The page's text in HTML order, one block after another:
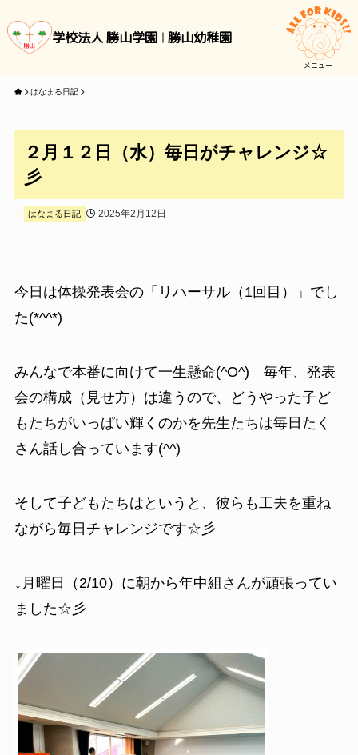
学校法人 勝山学園 勝山幼稚園
メニュー
はなまる日記
２月１２日（水）毎日がチャレンジ☆
彡
はなまる日記 2025年2月12日
今日は体操発表会の「リハーサル（1回目）」でし
た(*^^*)
みんなで本番に向けて一生懸命(^O^) 毎年、発表
会の構成（見せ方）は違うので、どうやった子ど
もたちがいっぱい輝くのかを先生たちは毎日たく
さん話し合っています(^^)
そして子どもたちはというと、彼らも工夫を重ね
ながら毎日チャレンジです☆彡
↓月曜日（2/10）に朝から年中組さんが頑張ってい
ました☆彡